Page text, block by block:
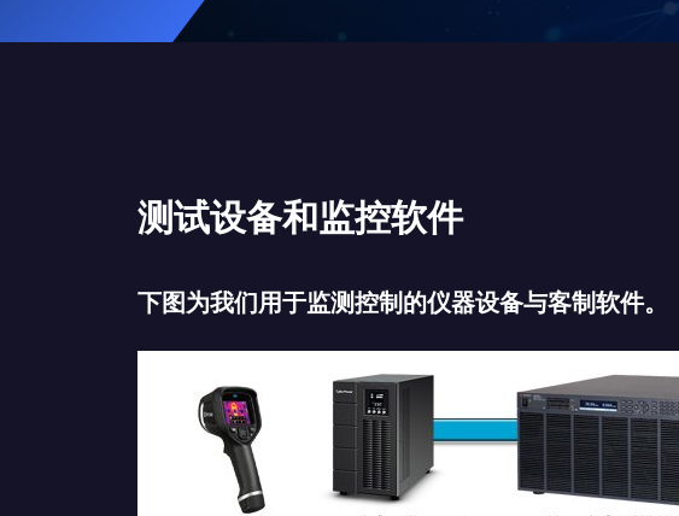
测试设备和监控软件
下图为我们用于监测控制的仪器设备与客制软件。